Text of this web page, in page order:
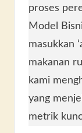
proses
Model
masukkan
makanan
kami
yang
metrik